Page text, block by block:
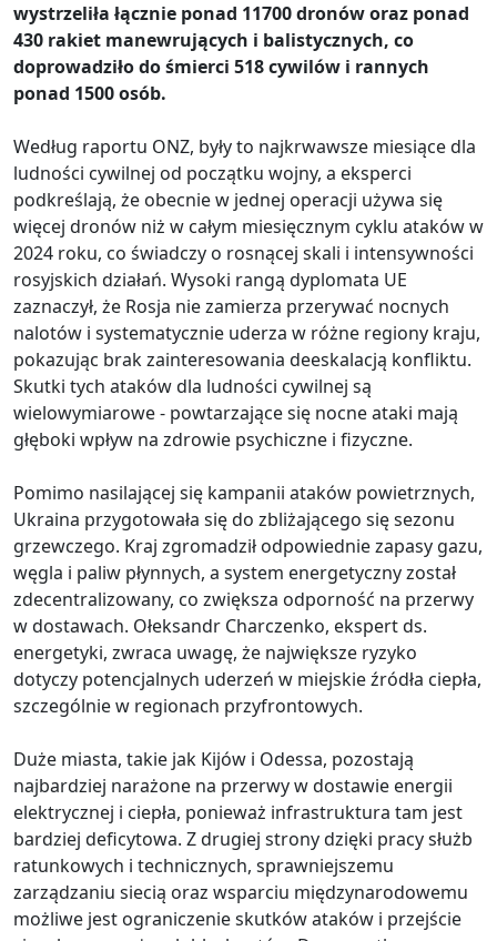
wystrzeliła łącznie ponad 11700 dronów oraz ponad
430 rakiet manewrujących i balistycznych, co
doprowadziło do śmierci 518 cywilów i rannych
ponad 1500 osób.
Według raportu ONZ, były to najkrwawsze miesiące dla
ludności cywilnej od początku wojny, a eksperci
podkreślają, że obecnie w jednej operacji używa się
więcej dronów niż w całym miesięcznym cyklu ataków w
2024 roku, co świadczy o rosnącej skali i intensywności
rosyjskich działań. Wysoki rangą dyplomata UE
zaznaczył, że Rosja nie zamierza przerywać nocnych
nalotów i systematycznie uderza w różne regiony kraju,
pokazując brak zainteresowania deeskalacją konfliktu.
Skutki tych ataków dla ludności cywilnej są
wielowymiarowe - powtarzające się nocne ataki mają
głęboki wpływ na zdrowie psychiczne i fizyczne.
Pomimo nasilającej się kampanii ataków powietrznych,
Ukraina przygotowała się do zbliżającego się sezonu
grzewczego. Kraj zgromadził odpowiednie zapasy gazu,
węgla i paliw płynnych, a system energetyczny został
zdecentralizowany, co zwiększa odporność na przerwy
w dostawach. Ołeksandr Charczenko, ekspert ds.
energetyki, zwraca uwagę, że największe ryzyko
dotyczy potencjalnych uderzeń w miejskie źródła ciepła,
szczególnie w regionach przyfrontowych.
Duże miasta, takie jak Kijów i Odessa, pozostają
najbardziej narażone na przerwy w dostawie energii
elektrycznej i ciepła, ponieważ infrastruktura tam jest
bardziej deficytowa. Z drugiej strony dzięki pracy służb
ratunkowych i technicznych, sprawniejszemu
zarządzaniu siecią oraz wsparciu międzynarodowemu
możliwe jest ograniczenie skutków ataków i przejście